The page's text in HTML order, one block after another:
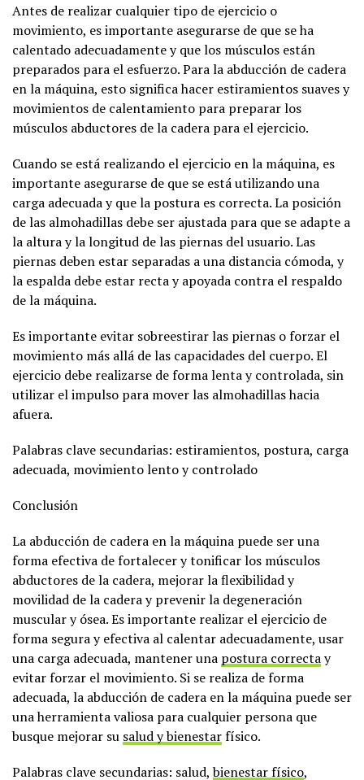
Antes de realizar cualquier tipo de ejercicio o
movimiento, es importante asegurarse de que se ha
calentado adecuadamente y que los músculos están
preparados para el esfuerzo. Para la abducción de cadera
en la máquina, esto significa hacer estiramientos suaves y
movimientos de calentamiento para preparar los
músculos abductores de la cadera para el ejercicio.
Cuando se está realizando el ejercicio en la máquina, es
importante asegurarse de que se está utilizando una
carga adecuada y que la postura es correcta. La posición
de las almohadillas debe ser ajustada para que se adapte a
la altura y la longitud de las piernas del usuario. Las
piernas deben estar separadas a una distancia cómoda, y
la espalda debe estar recta y apoyada contra el respaldo
de la máquina.
Es importante evitar sobreestirar las piernas o forzar el
movimiento más allá de las capacidades del cuerpo. El
ejercicio debe realizarse de forma lenta y controlada, sin
utilizar el impulso para mover las almohadillas hacia
afuera.
Palabras clave secundarias: estiramientos, postura, carga
adecuada, movimiento lento y controlado
Conclusión
La abducción de cadera en la máquina puede ser una
forma efectiva de fortalecer y tonificar los músculos
abductores de la cadera, mejorar la flexibilidad y
movilidad de la cadera y prevenir la degeneración
muscular y ósea. Es importante realizar el ejercicio de
forma segura y efectiva al calentar adecuadamente, usar
una carga adecuada, mantener una postura correctay
evitar forzar el movimiento. Si se realiza de forma
adecuada, la abducción de cadera en la máquina puede ser
una herramienta valiosa para cualquier persona que
busque mejorar su salud y bienestarfísico.
Palabras clave secundarias: salud,bienestar físico,